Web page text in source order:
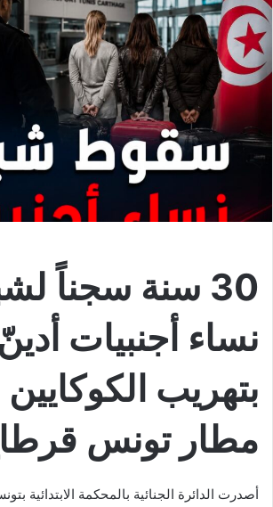
30 سنة سجناً
نساء أجنبيات أدينّ
بتهريب الكوكايين
مطار تونس
أصدرت الدائرة الجنائية بالمحكمة الابتدائية